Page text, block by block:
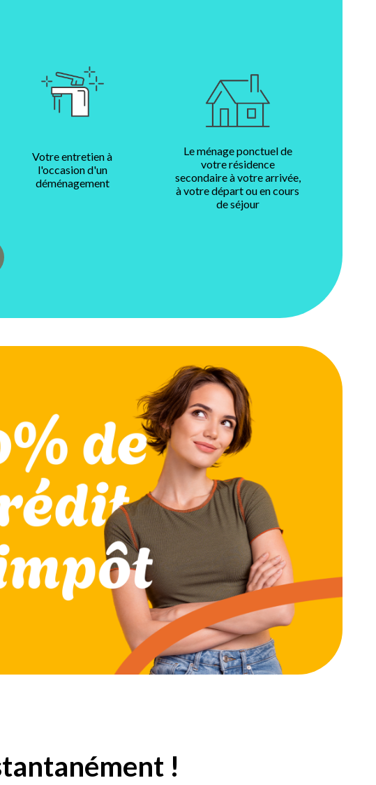
Votre entretien à
l'occasion d'un
déménagement
Le ménage ponctuel de
votre résidence
secondaire à votre arrivée,
à votre départ ou en cours
de séjour
!